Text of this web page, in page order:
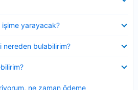
yarayacak?
nereden bulabilirim?
ne zaman ödeme